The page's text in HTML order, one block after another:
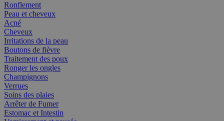
Ronflement
Peau et cheveux
Acné
Cheveux
Irritations de la peau
Boutons de fièvre
Traitement des poux
Ronger les ongles
Champignons
Verrues
Soins des plaies
Arrêter de Fumer
Estomac et Intestin